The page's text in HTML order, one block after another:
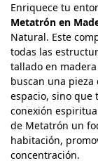
Enriquece tu
Metatrón en
Natural. Este
todas las
tallado en
buscan una pieza
espacio, sino que
conexión
de Metatrón un
habitación,
concentración.